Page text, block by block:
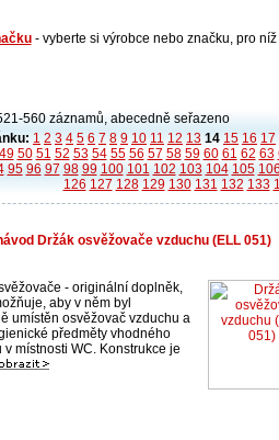
- vyberte si výrobce nebo značku, pro
560 záznamů, abecedně seřazeno
1 2 3 4 5 6 7 8 9 10 11 12 13 14 15 16 17
49 50 51 52 53 54 55 56 57 58 59 60 61 62 63
95 96 97 98 99 100 101 102 103 104 105
126 127 128 129 130 131 132 133
Držák osvěžovače vzduchu (ELL 051)
- originální doplněk,
aby v něm byl
umístěn osvěžovač vzduchu a
předměty vhodného
v místnosti WC. Konstrukce je